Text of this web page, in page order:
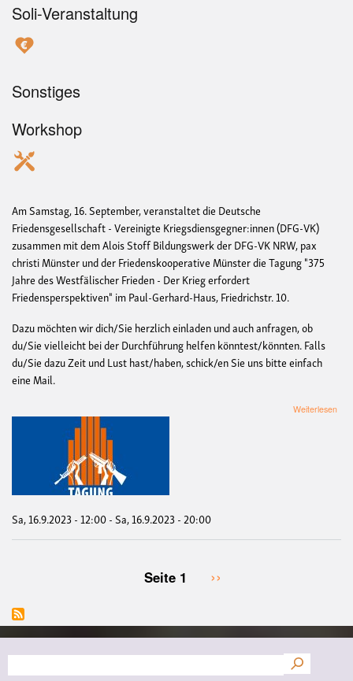
Soli-Veranstaltung
Sonstiges
Workshop
Am Samstag, 16. September, veranstaltet die Deutsche
Friedensgesellschaft - Vereinigte Kriegsdiensgegner:innen (DFG-VK)
zusammen mit dem Alois Stoff Bildungswerk der DFG-VK NRW, pax
christi Münster und der Friedenskooperative Münster die Tagung "375
Jahre des Westfälischer Frieden - Der Krieg erfordert
Friedensperspektiven" im Paul-Gerhard-Haus, Friedrichstr. 10.
Dazu möchten wir dich/Sie herzlich einladen und auch anfragen, ob
du/Sie vielleicht bei der Durchführung helfen könntest/könnten. Falls
du/Sie dazu Zeit und Lust hast/haben, schick/en Sie uns bitte einfach
eine Mail.
Weiterlesen
Sa, 16.9.2023 - 12:00-Sa, 16.9.2023 - 20:00
Seite 1
Nächste
››
Suche